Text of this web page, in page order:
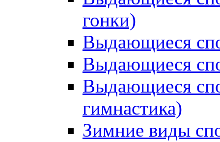
гонки)
Выдающиеся
Выдающиеся
Выдающиеся
гимнастика)
Зимние виды